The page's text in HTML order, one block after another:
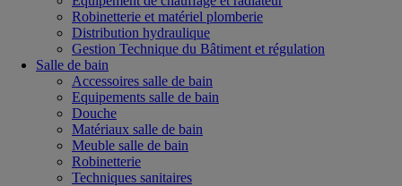
Robinetterie et matériel plomberie
Distribution hydraulique
Gestion Technique du Bâtiment et régulation
Salle de bain
Accessoires salle de bain
Equipements salle de bain
Douche
Matériaux salle de bain
Meuble salle de bain
Robinetterie
Techniques sanitaires